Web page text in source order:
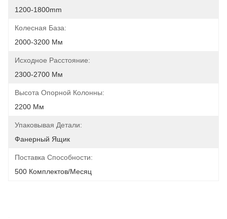
1200-1800mm
Колесная База:
2000-3200 Мм
Исходное Расстояние:
2300-2700 Мм
Высота Опорной Колонны:
2200 Мм
Упаковывая Детали:
Фанерный Ящик
Поставка Способности:
500 Комплектов/месяц